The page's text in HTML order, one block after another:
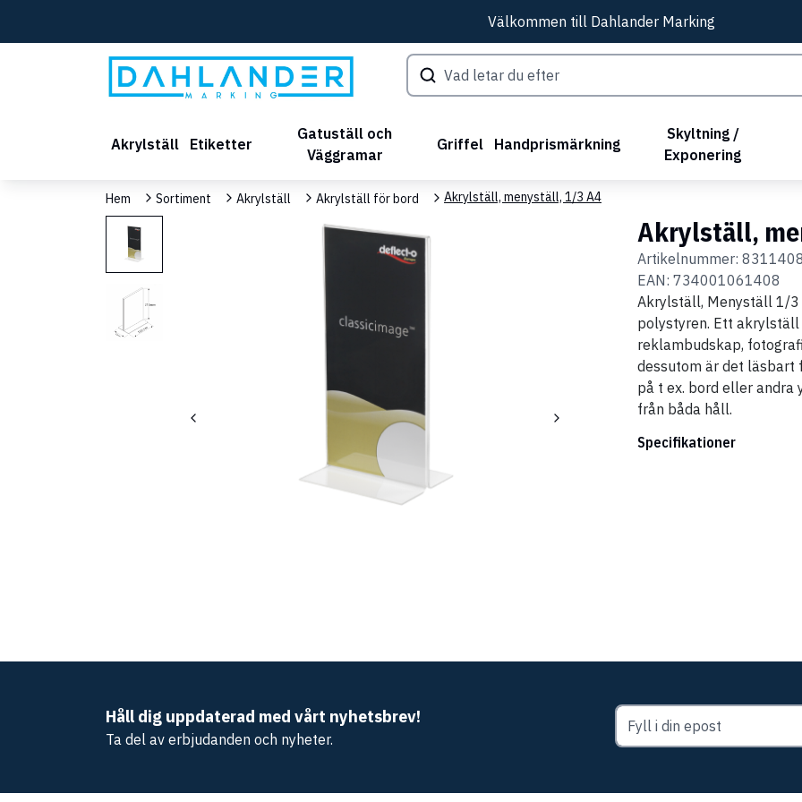
Välkommen till Dahlander Marking
Akrylställ Etiketter
Gatuställ och
Väggramar
Griffel Handprismärkning
Skyltning /
Exponering
Hem Sortiment Akrylställ Akrylställ för bord Akrylställ, menyställ, 1/3 A4
Akrylställ,
Artikelnummer: 8311408
EAN: 734001061408
Akrylställ, Menyställ 1/3
polystyren. Ett akrylställ
reklambudskap,
dessutom är det läsbart
på t ex. bord eller andra
från båda håll.
Specifikationer
Håll dig uppdaterad med vårt nyhetsbrev!
Ta del av erbjudanden och nyheter.